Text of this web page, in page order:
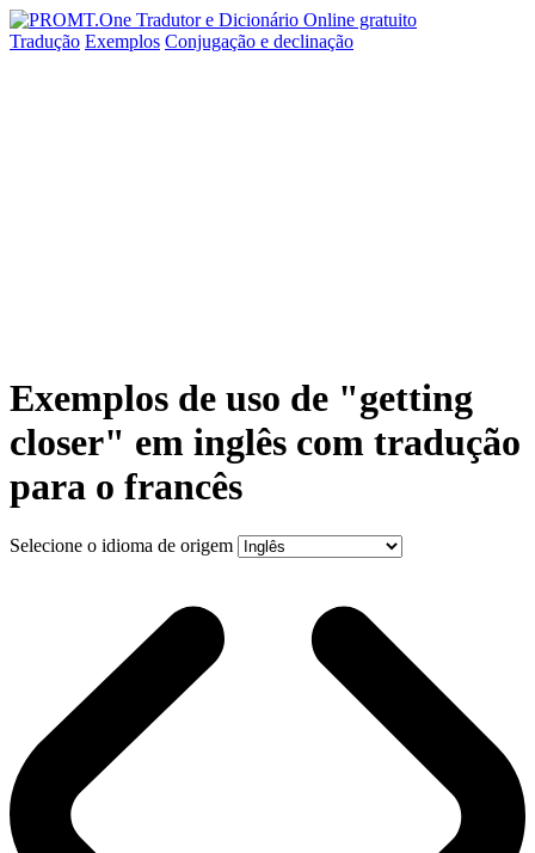
Tradução Exemplos Conjugação e declinação
Exemplos de uso de "getting
closer" em inglês com tradução
para o francês
Selecione o idioma de origem